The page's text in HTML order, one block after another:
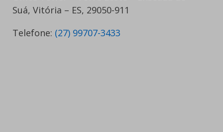
Suá, Vitória – ES, 29050-911
Telefone: (27) 99707-3433